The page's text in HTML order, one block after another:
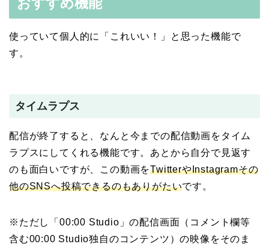
使っていて個人的に「これいい！」と思った機能で
す。
タイムラプス
配信が終了すると、なんと今までの配信動画をタイム
ラプスにしてくれる機能です。あとから自分で見返す
のも面白いですが、この動画をTwitterやInstagramその
他のSNSへ投稿できるのもありがたいです。
※ただし「00:00 Studio」の配信画面（コメント欄等
含む00:00 Studio独自のコンテンツ）の映像をそのま